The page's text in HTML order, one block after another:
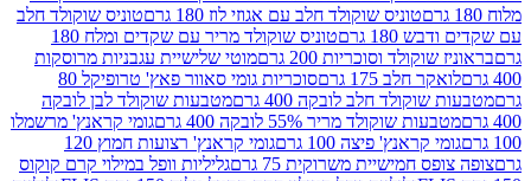
טוניס שוקולד חלב עם אגוזי לוז 180 גרם
טוניס שוקולד חלב
180 גרם
טוניס שוקולד מריר עם שקדים ומלח 180
וסוכריות 200 גרם
מוטי שלישיית עגבניות מרוסקות
חלב 175 גרם
סוכריות גומי סאוור פאץ' טרופיקל 80
חלב לובקה 400 גרם
מטבעות שוקולד לבן לובקה
שוקולד מריר 55% לובקה 400 גרם
גומי קראנץ' מרשמלו
קראנץ' פיצה 100 גרם
גומי קראנץ' רצועות חמוץ 120
חמישיית משרוקית 75 גרם
גליליות וופל במילוי קרם קוקוס